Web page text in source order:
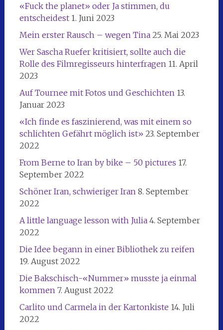
«Fuck the planet» oder Ja stimmen, du
entscheidest 1. Juni 2023
Mein erster Rausch – wegen Tina 25. Mai 2023
Wer Sascha Ruefer kritisiert, sollte auch die
Rolle des Filmregisseurs hinterfragen 11. April
2023
Auf Tournee mit Fotos und Geschichten 13.
Januar 2023
«Ich finde es faszinierend, was mit einem so
schlichten Gefährt möglich ist» 23. September
2022
From Berne to Iran by bike – 50 pictures 17.
September 2022
Schöner Iran, schwieriger Iran 8. September
2022
A little language lesson with Julia 4. September
2022
Die Idee begann in einer Bibliothek zu reifen
19. August 2022
Die Bakschisch-«Nummer» musste ja einmal
kommen 7. August 2022
Carlito und Carmela in der Kartonkiste 14. Juli
2022